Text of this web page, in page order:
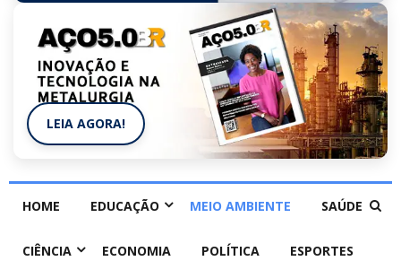
LEIA AGORA!
HOME EDUCAÇÃO MEIO AMBIENTE SAÚDE
CIÊNCIA ECONOMIA POLÍTICA ESPORTES